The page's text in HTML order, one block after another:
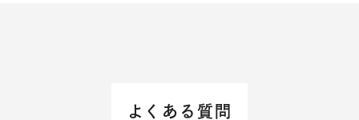
よくある質問